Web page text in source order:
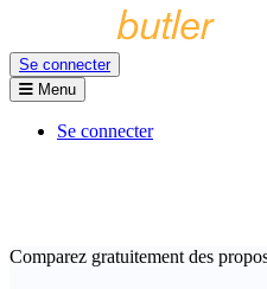
Se connecter
Menu
Se connecter
Comparez gratuitement des